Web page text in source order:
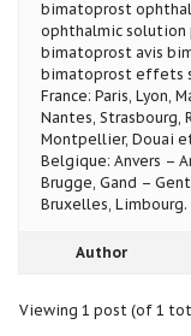
bimatoprost
ophthalmic solution
bimatoprost avis
bimatoprost effets
France: Paris, Lyon,
Nantes, Strasbourg,
Montpellier, Douai
Belgique: Anvers –
Brugge, Gand –
Bruxelles, Limbourg.
Author
Viewing 1 post (of 1